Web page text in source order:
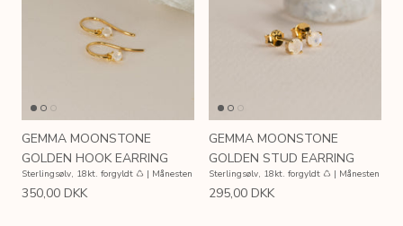
GEMMA MOONSTONE
GOLDEN HOOK EARRING
Sterlingsølv, 18kt. forgyldt ♺ | Månesten
350,00 DKK
GEMMA MOONSTONE
GOLDEN STUD EARRING
Sterlingsølv, 18kt. forgyldt ♺ | Månesten
295,00 DKK